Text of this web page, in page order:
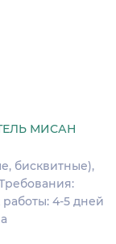
МИСАН
бисквитные),
4-5 дней